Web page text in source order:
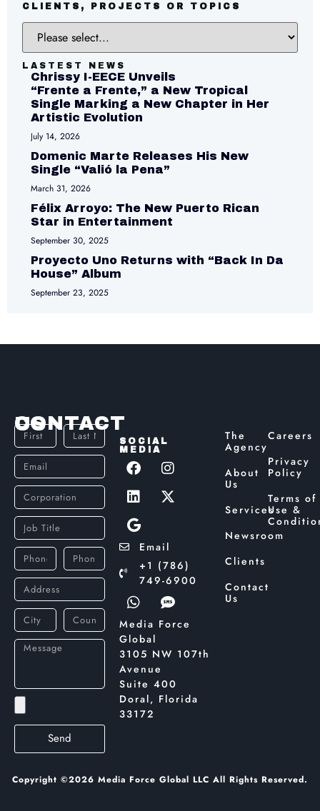
CLIENTS, PROJECTS OR TOPICS
LASTEST NEWS
Chrissy I-EECE Unveils
“Frente a Frente,” a New Tropical
Single Marking a New Chapter in Her
Artistic Evolution
July 14, 2026
Domenic Marte Releases His New
Single “Valió la Pena”
March 31, 2026
Félix Arroyo: The New Puerto Rican
Star in Entertainment
September 30, 2025
Proyecto Uno Returns with “Back In Da
House” Album
September 23, 2025
CONTACT US
Send
SOCIAL
MEDIA
Email
+1 (786)
749-6900
Media Force
Global
3105 NW 107th
Avenue
Suite 400
Doral, Florida
33172
The
Agency
About
Us
Services
Newsroom
Clients
Contact
Us
Careers
Privacy
Policy
Terms of
Use &
Copyright ©2026 Media Force Global LLC All Rights Reserved.